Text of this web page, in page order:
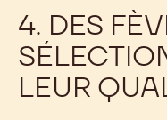
4. DES
LEUR